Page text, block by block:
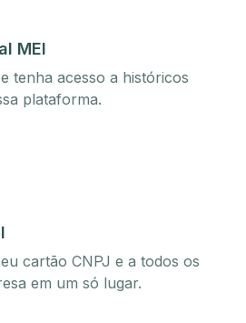
MEI
tenha acesso a históricos
plataforma.
cartão CNPJ e a todos os
em um só lugar.